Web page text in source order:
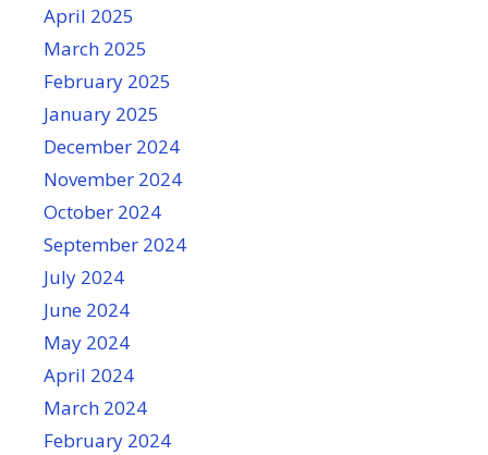
April 2025
March 2025
February 2025
January 2025
December 2024
November 2024
October 2024
September 2024
July 2024
June 2024
May 2024
April 2024
March 2024
February 2024